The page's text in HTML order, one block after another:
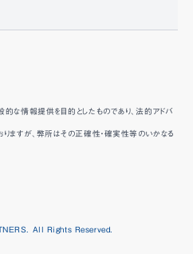
な情報提供を目的としたものであり、法的アドバ
ますが、弊所はその正確性・確実性等のいかなる
All Rights Reserved.